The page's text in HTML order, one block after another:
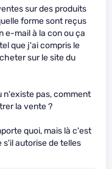
sur des produits
forme sont reçus
e-mail à la con ou ça
que j'ai compris le
sur le site du
n'existe pas, comment
la vente ?
quoi, mais là c'est
s'il autorise de telles